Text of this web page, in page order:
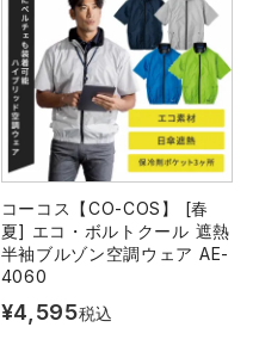
コーコス【CO-COS】 [春
夏] エコ・ボルトクール 遮熱
半袖ブルゾン空調ウェア AE-
4060
¥4,595税込